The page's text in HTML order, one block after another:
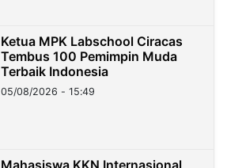
Ketua MPK Labschool Ciracas
Tembus 100 Pemimpin Muda
Terbaik Indonesia
05/08/2026 - 15:49
Mahasiswa KKN Internasional